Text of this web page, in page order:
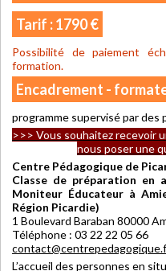
Tarif : 1790 €
Possibilité de paiement
formation.
Encadrement -
programme supervisé par des
>>> Vous souhaitez recevoir
nous poser une
Centre Pédagogique de
Classe de préparation en
Moniteur Éducateur à
Région Picardie)
1 Boulevard Baraban 80000
Téléphone : 03 22 22 05 66
L’accueil des personnes en